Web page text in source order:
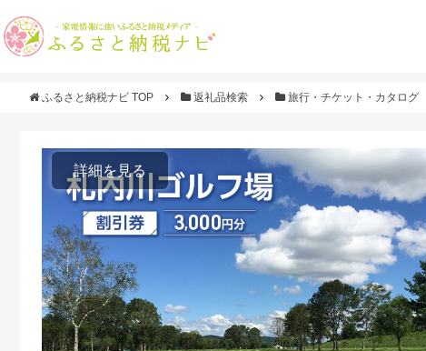
ふるさと納税ナビ TOP 返礼品検索 旅行・チケット・カタログ
詳細を見る